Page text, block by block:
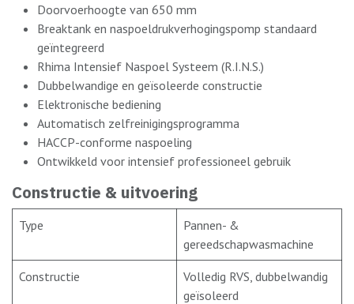
Doorvoerhoogte van 650 mm
Breaktank en naspoeldrukverhogingspomp standaard
geïntegreerd
Rhima Intensief Naspoel Systeem (R.I.N.S.)
Dubbelwandige en geïsoleerde constructie
Elektronische bediening
Automatisch zelfreinigingsprogramma
HACCP-conforme naspoeling
Ontwikkeld voor intensief professioneel gebruik
Constructie & uitvoering
Type
Pannen- &
gereedschapwasmachine
Constructie
Volledig RVS, dubbelwandig
geïsoleerd